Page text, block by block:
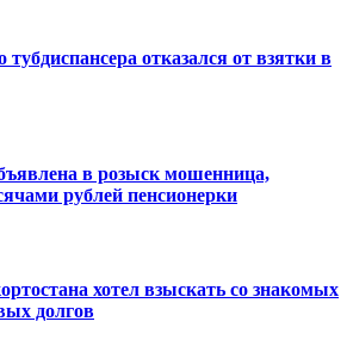
отказался от взятки в
в розыск мошенница,
рублей пенсионерки
хотел взыскать со знакомых
долгов